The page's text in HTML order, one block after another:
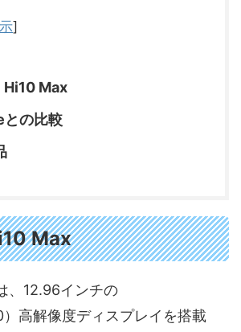
]
Hi10 Max
の比較
Max
、12.96インチの
高解像度ディスプレイを搭載